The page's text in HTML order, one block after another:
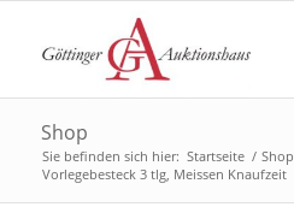
Shop
Sie befinden sich hier: Startseite / Shop
Vorlegebesteck 3 tlg, Meissen Knaufzeit